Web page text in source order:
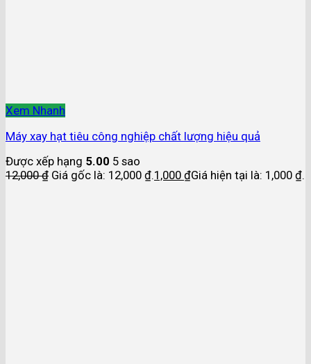
Xem Nhanh
Máy xay hạt tiêu công nghiệp chất lượng hiệu quả
Được xếp hạng 5.00 5 sao
12,000₫ Giá gốc là: 12,000 ₫.1,000 ₫Giá hiện tại là: 1,000 ₫.